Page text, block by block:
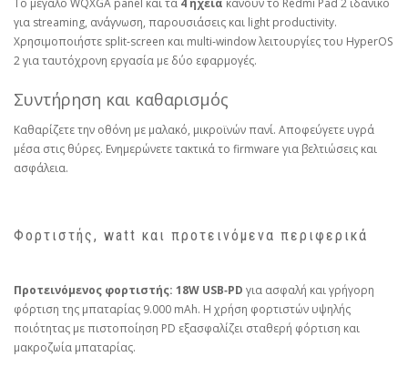
για streaming, ανάγνωση, παρουσιάσεις και light productivity.
Χρησιμοποιήστε split‑screen και multi‑window λειτουργίες του HyperOS
2 για ταυτόχρονη εργασία με δύο εφαρμογές.
Συντήρηση και καθαρισμός
Καθαρίζετε την οθόνη με μαλακό, μικροϊνών πανί. Αποφεύγετε υγρά
μέσα στις θύρες. Ενημερώνετε τακτικά το firmware για βελτιώσεις και
ασφάλεια.
Φορτιστής, watt και προτεινόμενα περιφερικά
Προτεινόμενος φορτιστής: 18W USB‑PD για ασφαλή και γρήγορη
φόρτιση της μπαταρίας 9.000 mAh. Η χρήση φορτιστών υψηλής
ποιότητας με πιστοποίηση PD εξασφαλίζει σταθερή φόρτιση και
μακροζωία μπαταρίας.